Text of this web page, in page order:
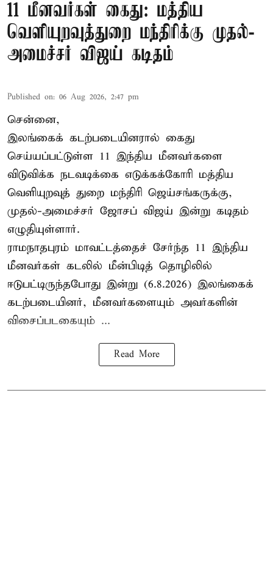
11 மீனவர்கள் கைது: மத்திய
வெளியுறவுத்துறை மந்திரிக்கு முதல்-
அமைச்சர் விஜய் கடிதம்
Published on: 06 Aug 2026, 2:47 pm
சென்னை,
இலங்கைக் கடற்படையினரால் கைது
செய்யப்பட்டுள்ள 11 இந்திய மீனவர்களை
விடுவிக்க நடவடிக்கை எடுக்கக்கோரி மத்திய
வெளியுறவுத் துறை மந்திரி ஜெய்சங்கருக்கு,
முதல்-அமைச்சர் ஜோசப் விஜய் இன்று கடிதம்
எழுதியுள்ளார்.
ராமநாதபுரம் மாவட்டத்தைச் சேர்ந்த 11 இந்திய
மீனவர்கள் கடலில் மீன்பிடித் தொழிலில்
ஈடுபட்டிருந்தபோது இன்று (6.8.2026) இலங்கைக்
கடற்படையினர், மீனவர்களையும் அவர்களின்
விசைப்படகையும் ...
Read More